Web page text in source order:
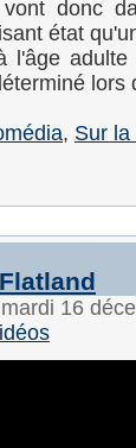
vont donc
état
l'âge
lors
, Sur la
16